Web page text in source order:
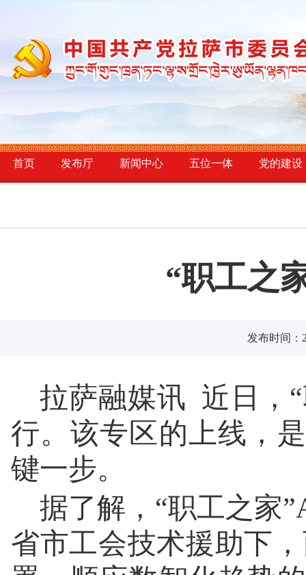
首页 发布厅 新闻中心 五位一体 党的建设
“职工之
发布时间：
拉萨融媒讯 近日，
行。该专区的上线，
键一步。
据了解，“职工之家
省市工会技术援助下